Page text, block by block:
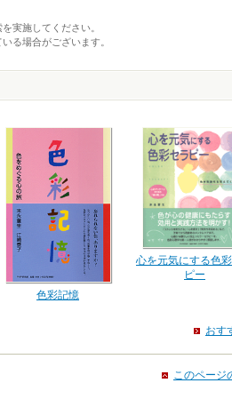
実施してください。
る場合がございます。
色彩記憶
心を元気にする色
ピー
おす
このページ